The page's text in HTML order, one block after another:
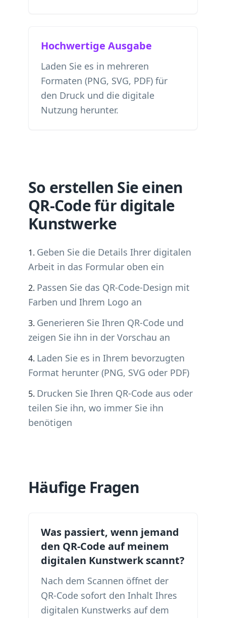
Hochwertige Ausgabe
Laden Sie es in mehreren
Formaten (PNG, SVG, PDF) für
den Druck und die digitale
Nutzung herunter.
So erstellen Sie einen
QR-Code für digitale
Kunstwerke
Geben Sie die Details Ihrer digitalen
Arbeit in das Formular oben ein
Passen Sie das QR-Code-Design mit
Farben und Ihrem Logo an
Generieren Sie Ihren QR-Code und
zeigen Sie ihn in der Vorschau an
Laden Sie es in Ihrem bevorzugten
Format herunter (PNG, SVG oder PDF)
Drucken Sie Ihren QR-Code aus oder
teilen Sie ihn, wo immer Sie ihn
benötigen
Häufige Fragen
Was passiert, wenn jemand
den QR-Code auf meinem
digitalen Kunstwerk scannt?
Nach dem Scannen öffnet der
QR-Code sofort den Inhalt Ihres
digitalen Kunstwerks auf dem